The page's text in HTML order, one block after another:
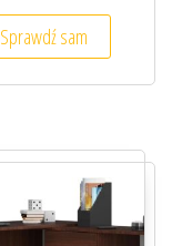
Sprawdź sam